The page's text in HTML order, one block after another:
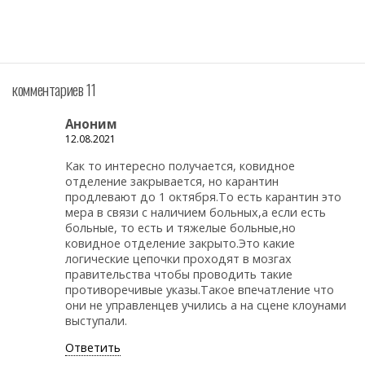
комментариев 11
Аноним
12.08.2021
Как то интересно получается, ковидное
отделение закрывается, но карантин
продлевают до 1 октября.То есть карантин это
мера в связи с наличием больных,а если есть
больные, то есть и тяжелые больные,но
ковидное отделение закрыто.Это какие
логические цепочки проходят в мозгах
правительства чтобы проводить такие
противоречивые указы.Такое впечатление что
они не управленцев учились а на сцене клоунами
выступали.
Ответить